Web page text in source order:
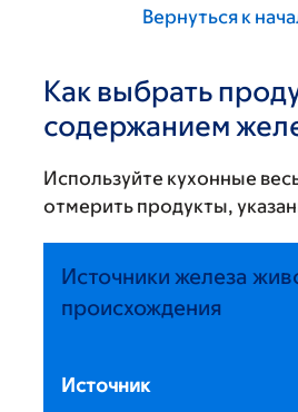
Вернуться к
Как выбрать
содержанием
Используйте кухонные
отмерить продукты,
Источники железа
происхождения
Источник